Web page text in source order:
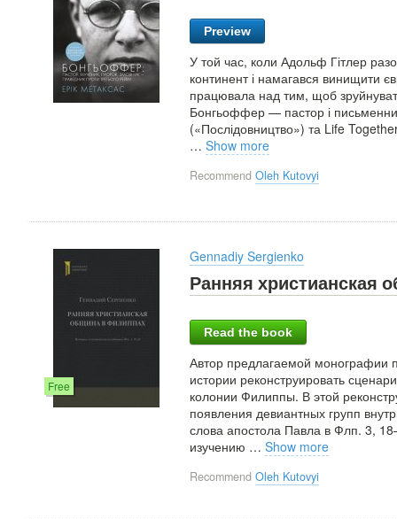
Preview
У той час, коли Адольф Гітлер
континент і намагався винищити
працювала над тим, щоб
Бонгьоффер — пастор і
(«Послідовництво») та Life
… Show more
Recommend Oleh Kutovyi
Free
Gennadiy Sergienko
Ранняя христианская
Read the book
Автор предлагаемой монографии
истории реконструировать
колонии Филиппы. В этой
появления девиантных групп
слова апостола Павла в Флп. 3,
изучению … Show more
Recommend Oleh Kutovyi